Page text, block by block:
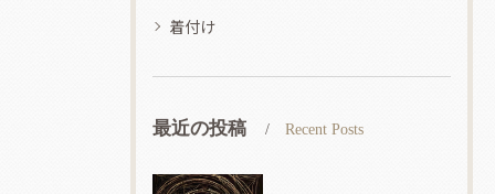
着付け
最近の投稿 Recent Posts